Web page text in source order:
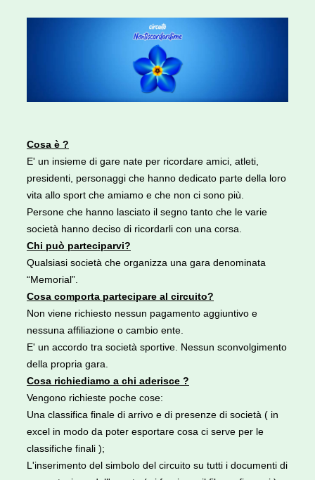
Cosa è ?
E' un insieme di gare nate per ricordare amici, atleti,
presidenti, personaggi che hanno dedicato parte della loro
vita allo sport che amiamo e che non ci sono più.
Persone che hanno lasciato il segno tanto che le varie
società hanno deciso di ricordarli con una corsa.
Chi può parteciparvi?
Qualsiasi società che organizza una gara denominata
“Memorial”.
Cosa comporta partecipare al circuito?
Non viene richiesto nessun pagamento aggiuntivo e
nessuna affiliazione o cambio ente.
E' un accordo tra società sportive. Nessun sconvolgimento
della propria gara.
Cosa richiediamo a chi aderisce ?
Vengono richieste poche cose:
Una classifica finale di arrivo e di presenze di società ( in
excel in modo da poter esportare cosa ci serve per le
classifiche finali );
L'inserimento del simbolo del circuito su tutti i documenti di